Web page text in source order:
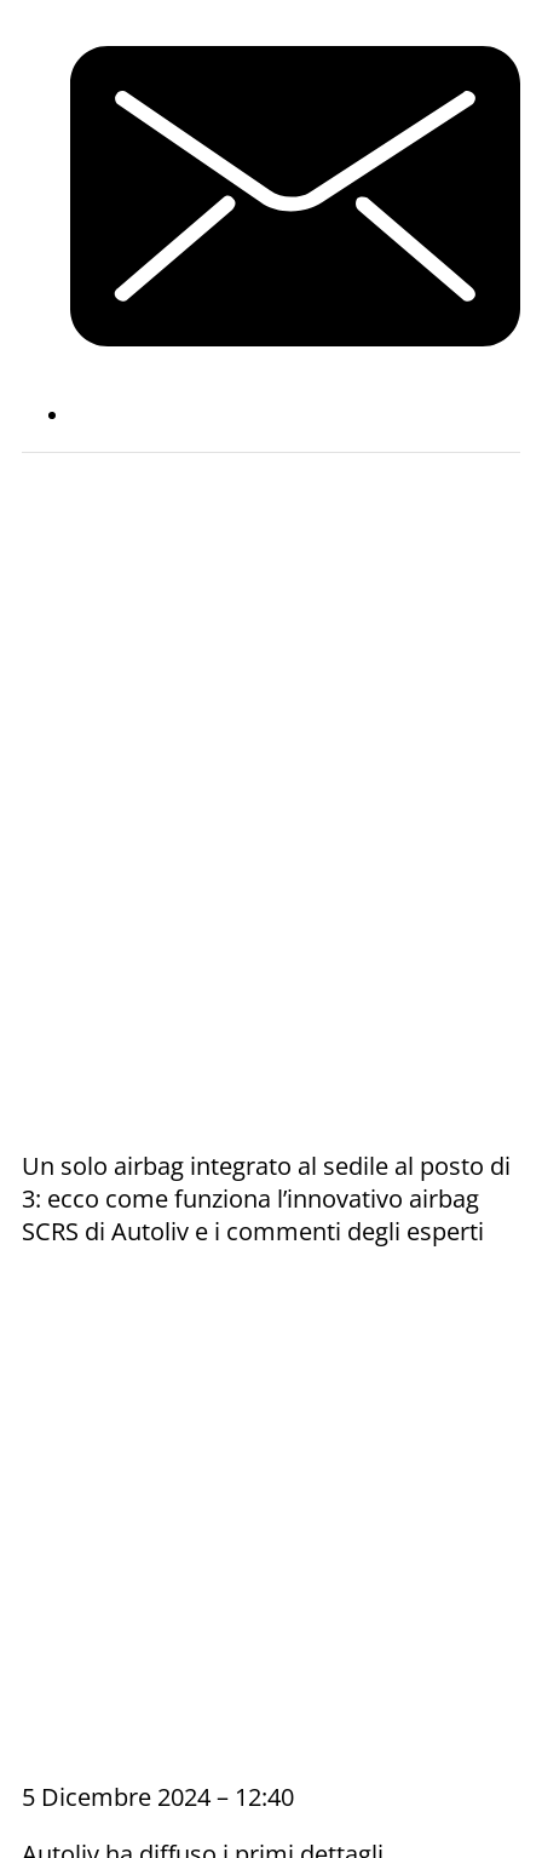
Un solo airbag integrato al sedile al posto di
3: ecco come funziona l’innovativo airbag
SCRS di Autoliv e i commenti degli esperti
5 Dicembre 2024 – 12:40